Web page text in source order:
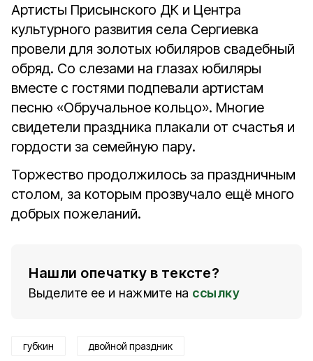
Артисты Присынского ДК и Центра
культурного развития села Сергиевка
провели для золотых юбиляров свадебный
обряд. Со слезами на глазах юбиляры
вместе с гостями подпевали артистам
песню «Обручальное кольцо». Многие
свидетели праздника плакали от счастья и
гордости за семейную пару.
Торжество продолжилось за праздничным
столом, за которым прозвучало ещё много
добрых пожеланий.
Нашли опечатку в тексте?
Выделите ее и нажмите на ссылку
губкин двойной праздник